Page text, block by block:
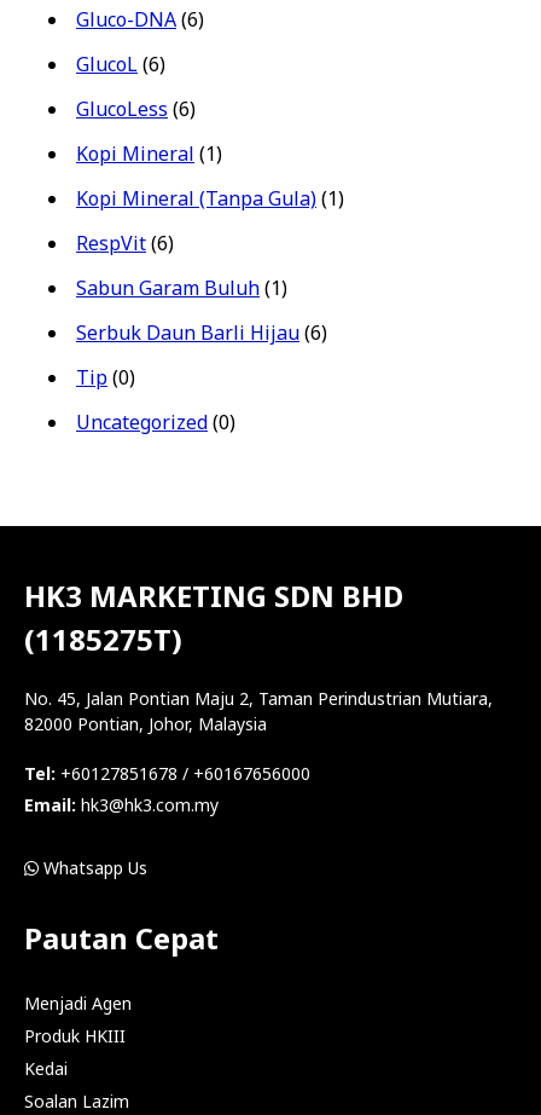
Gluco-DNA(6)
GlucoL(6)
GlucoLess (6)
Kopi Mineral (1)
Kopi Mineral (Tanpa Gula)(1)
RespVit(6)
Sabun Garam Buluh(1)
Serbuk Daun Barli Hijau(6)
Tip(0)
Uncategorized(0)
HK3 MARKETING SDN BHD
(1185275T)
No. 45, Jalan Pontian Maju 2, Taman Perindustrian Mutiara,
82000 Pontian, Johor, Malaysia
Tel: +60127851678 / +60167656000
Email: hk3@hk3.com.my
Whatsapp Us
Pautan Cepat
Menjadi Agen
Produk HKIII
Kedai
Soalan Lazim